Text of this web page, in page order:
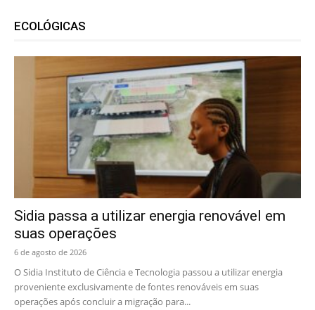
ECOLÓGICAS
Sidia passa a utilizar energia renovável em
suas operações
6 de agosto de 2026
O Sidia Instituto de Ciência e Tecnologia passou a utilizar energia
proveniente exclusivamente de fontes renováveis em suas
operações após concluir a migração para...